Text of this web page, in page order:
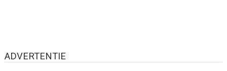
ADVERTENTIE